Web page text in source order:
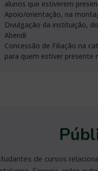
alunos que estiverem
Apoio/orientação, na
Divulgação da instituição,
Abendi
Concessão de Filiação na
para quem estiver presente
de cursos